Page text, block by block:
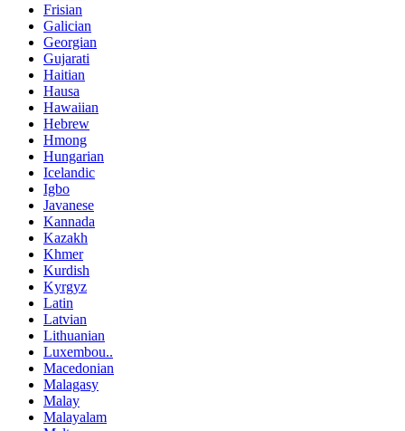
Frisian
Galician
Georgian
Gujarati
Haitian
Hausa
Hawaiian
Hebrew
Hmong
Hungarian
Icelandic
Igbo
Javanese
Kannada
Kazakh
Khmer
Kurdish
Kyrgyz
Latin
Latvian
Lithuanian
Luxembou..
Macedonian
Malagasy
Malay
Malayalam